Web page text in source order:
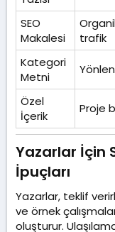
SEO
Makalesi
trafik
Kategori
Metni
Özel
İçerik
Proje
Yazarlar İçin
İpuçları​
Yazarlar, teklif
ve örnek
oluşturur.